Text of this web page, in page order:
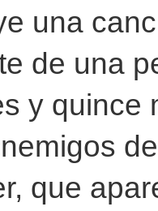
una
de una
y quince
que